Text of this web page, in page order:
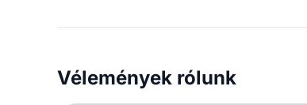
Vélemények rólunk